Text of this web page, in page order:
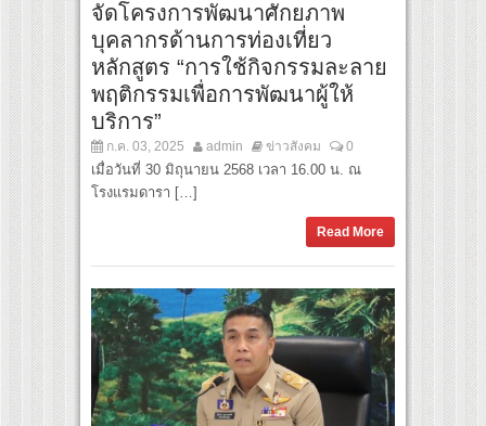
จัดโครงการพัฒนาศักยภาพ
บุคลากรด้านการท่องเที่ยว
หลักสูตร “การใช้กิจกรรมละลาย
พฤติกรรมเพื่อการพัฒนาผู้ให้
บริการ”
ก.ค. 03, 2025 admin ข่าวสังคม 0
เมื่อวันที่ 30 มิถุนายน 2568 เวลา 16.00 น. ณ
โรงแรมดารา […]
Read More